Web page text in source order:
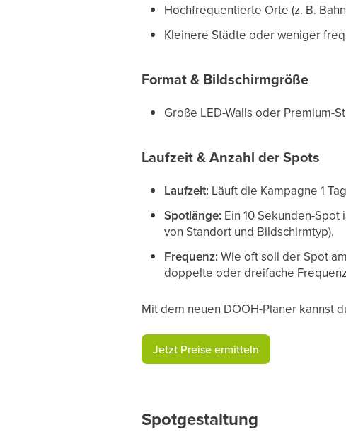
Hochfrequentierte Orte (z. B.
Kleinere Städte oder weniger
Format & Bildschirmgröße
Große LED-Walls oder Premium-
Laufzeit & Anzahl der Spots
Laufzeit: Läuft die Kampagne 1
Spotlänge: Ein 10 Sekunden-
von Standort und Bildschirmtyp).
Frequenz: Wie oft soll der Spot
doppelte oder dreifache
Mit dem neuen DOOH-Planer kannst
Jetzt Preise ermitteln
Spotgestaltung